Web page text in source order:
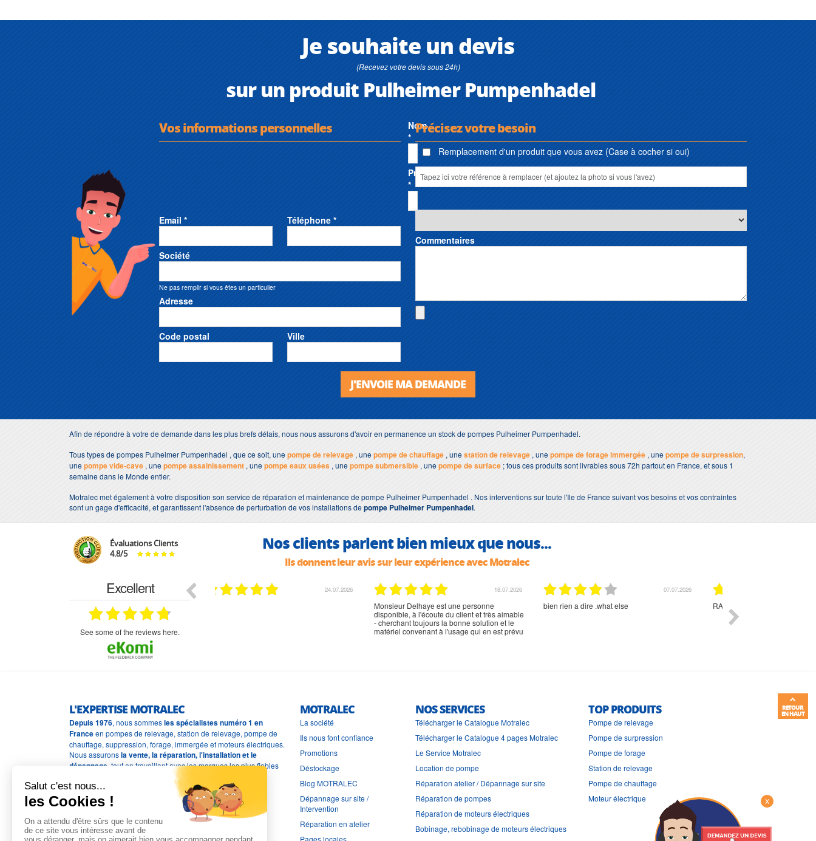
Je souhaite un devis
(Recevez votre devis sous 24h)
sur un produit Pulheimer Pumpenhadel
Vos informations personnelles
Nom
*
Prénom
*
Email * Téléphone *
Société
Ne pas remplir si vous êtes un particulier
Adresse
Code postal Ville
Précisez votre besoin
Remplacement d'un produit que vous avez (Case à cocher si oui)
Commentaires
J'ENVOIE MA DEMANDE
Afin de répondre à votre de demande dans les plus brefs délais, nous nous assurons d'avoir en permanence un stock de pompes Pulheimer Pumpenhadel.
Tous types de pompes Pulheimer Pumpenhadel , que ce soit, unepompe de relevage , unepompe de chauffage , unestation de relevage , unepompe de forage immergée , unepompe de surpression,
unepompe vide-cave , unepompe assainissement , unepompe eaux usées , unepompe submersible , unepompe de surface ; tous ces produits sont livrables sous 72h partout en France, et sous 1
semaine dans le Monde entier.
Motralec met également à votre disposition son service de réparation et maintenance de pompe Pulheimer Pumpenhadel . Nos interventions sur toute l'Ile de France suivant vos besoins et vos contraintes
sont un gage d'efficacité, et garantissent l'absence de perturbation de vos installations depompe Pulheimer Pumpenhadel.
Évaluations Clients
4.8/5 Nos clients parlent bien mieux que nous...
Ils donnent leur avis sur leur expérience avec Motralec
Excellent
see some of the reviews here.
07.07.2026
bien rien a dire .what else
02.07.2026 02.07.2026
rien à signaler, très content
01.07.2026
Commande et délais parfait
L'EXPERTISE MOTRALEC
Depuis 1976, nous sommesles spécialistes numéro 1 en
Franceen pompes de relevage, station de relevage, pompe de
chauffage, suppression, forage, immergée et moteurs électriques.
Nous assuronsla vente, la réparation, l'installation et le
dépannage , tout en travaillant avec les marques les plus fiables
MOTRALEC
La société
Ils nous font confiance
Promotions
Déstockage
Blog MOTRALEC
Dépannage sur site /
Intervention
Réparation en atelier
Pages locales
NOS SERVICES
Télécharger le Catalogue Motralec
Télécharger le Catalogue 4 pages Motralec
Le Service Motralec
Location de pompe
Réparation atelier / Dépannage sur site
Réparation de pompes
Réparation de moteurs électriques
Bobinage, rebobinage de moteurs électriques
TOP PRODUITS
Pompe de relevage
Pompe de surpression
Pompe de forage
Station de relevage
Pompe de chauffage
Moteur électrique
X
RETOUR
EN HAUT